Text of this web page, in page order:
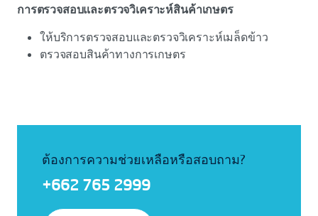
การตรวจสอบและตรวจวิเคราะห์สินค้าเกษตร
ให้บริการตรวจสอบและตรวจวิเคราะห์เมล็ดข้าว
ตรวจสอบสินค้าทางการเกษตร
ต้องการความช่วยเหลือหรือสอบถาม?
+662 765 2999